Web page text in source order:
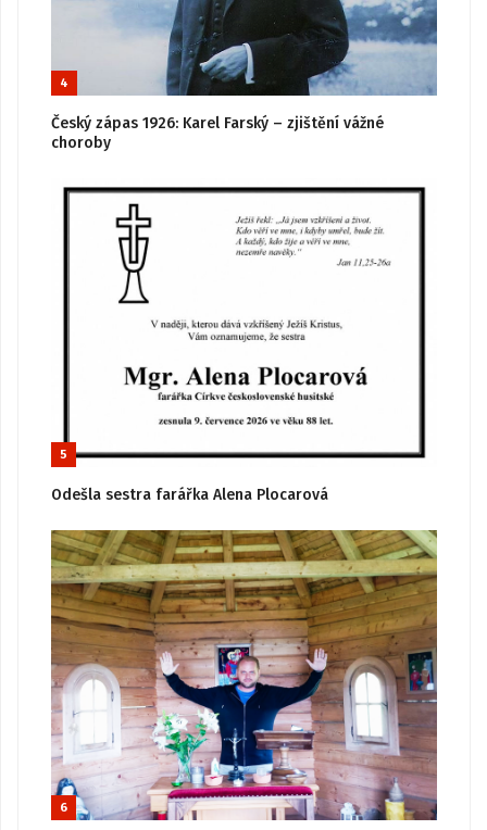
4
Český zápas 1926: Karel Farský – zjištění vážné
choroby
5
Odešla sestra farářka Alena Plocarová
6